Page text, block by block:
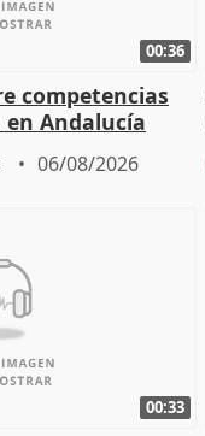
00:36
competencias
Andalucía
06/08/2026
00:33